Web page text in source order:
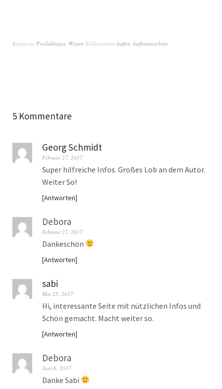
Kategorie Produkttipps Wissen Schlagwörterkaffee kaffeemaschine
5 Kommentare
Georg Schmidt
Februar 27, 2017
Super hilfreiche Infos. Großes Lob an dem Autor.
Weiter So!
Antworten
Debora
Februar 27, 2017
Dankeschön
Antworten
sabi
Mai 25, 2017
Hi, interessante Seite mit nützlichen Infos und
Schön gemacht. Macht weiter so.
Antworten
Debora
Juni 6, 2017
Danke Sabi